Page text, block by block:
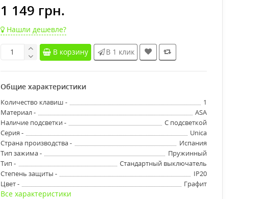
1 149 грн.
Нашли дешевле?
В корзину В 1 клик
Общие характеристики
Количество клавиш -
1
Материал -
ASA
Наличие подсветки -
С подсветкой
Серия -
Unica
Страна производства -
Испания
Тип зажима -
Пружинный
Тип -
Стандартный выключатель
Степень защиты -
IP20
Цвет -
Графит
Все характеристики